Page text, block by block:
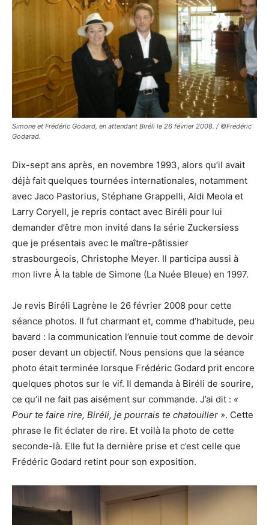
Simone et Frédéric Godard, en attendant Biréli le 26 février 2008. / ©Frédéric
Godarad.
Dix-sept ans après, en novembre 1993, alors qu’il avait
déjà fait quelques tournées internationales, notamment
avec Jaco Pastorius, Stéphane Grappelli, Aldi Meola et
Larry Coryell, je repris contact avec Biréli pour lui
demander d’être mon invité dans la série Zuckersiess
que je présentais avec le maître-pâtissier
strasbourgeois, Christophe Meyer. Il participa aussi à
mon livre À la table de Simone (La Nuée Bleue) en 1997.
Je revis Biréli Lagrène le 26 février 2008 pour cette
séance photos. Il fut charmant et, comme d’habitude, peu
bavard : la communication l’ennuie tout comme de devoir
poser devant un objectif. Nous pensions que la séance
photo était terminée lorsque Frédéric Godard prit encore
quelques photos sur le vif. Il demanda à Biréli de sourire,
ce qu’il ne fait pas aisément sur commande. J’ai dit : «
Pour te faire rire, Biréli, je pourrais te chatouiller ». Cette
phrase le fit éclater de rire. Et voilà la photo de cette
seconde-là. Elle fut la dernière prise et c’est celle que
Frédéric Godard retint pour son exposition.